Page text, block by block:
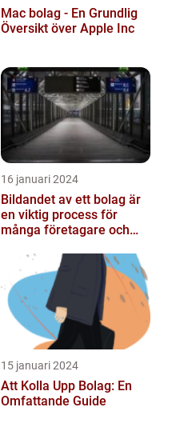
Mac bolag - En Grundlig
Översikt över Apple Inc
16 januari 2024
Bildandet av ett bolag är
en viktig process för
många företagare och
starta ...
15 januari 2024
Att Kolla Upp Bolag: En
Omfattande Guide